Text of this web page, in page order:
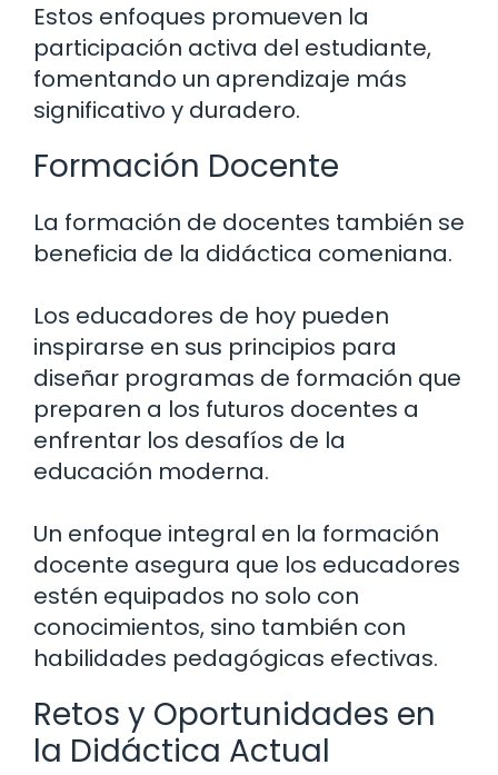
Estos enfoques promueven la
participación activa del estudiante,
fomentando un aprendizaje más
significativo y duradero.
Formación Docente
La formación de docentes también se
beneficia de la didáctica comeniana.
Los educadores de hoy pueden
inspirarse en sus principios para
diseñar programas de formación que
preparen a los futuros docentes a
enfrentar los desafíos de la
educación moderna.
Un enfoque integral en la formación
docente asegura que los educadores
estén equipados no solo con
conocimientos, sino también con
habilidades pedagógicas efectivas.
Retos y Oportunidades en
la Didáctica Actual